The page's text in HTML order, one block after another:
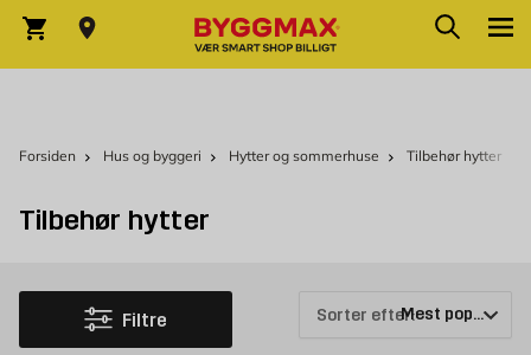
Indkøbskurv Søg
Forsiden Hus og byggeri Hytter og sommerhuse Tilbehør hytter
Tilbehør hytter
Filtre Sorter efter: